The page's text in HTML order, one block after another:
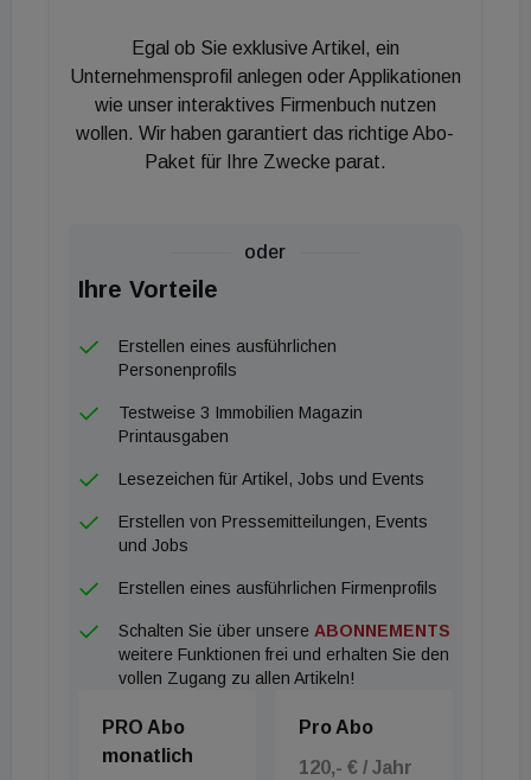
Egal ob Sie exklusive Artikel, ein
Unternehmensprofil anlegen oder Applikationen
wie unser interaktives Firmenbuch nutzen
wollen. Wir haben garantiert das richtige Abo-
Paket für Ihre Zwecke parat.
oder
Ihre Vorteile
Erstellen eines ausführlichen
Personenprofils
Testweise 3 Immobilien Magazin
Printausgaben
Lesezeichen für Artikel, Jobs und Events
Erstellen von Pressemitteilungen, Events
und Jobs
Erstellen eines ausführlichen Firmenprofils
Schalten Sie über unsere ABONNEMENTS
weitere Funktionen frei und erhalten Sie den
vollen Zugang zu allen Artikeln!
PRO Abo
monatlich
Pro Abo
120,- € / Jahr